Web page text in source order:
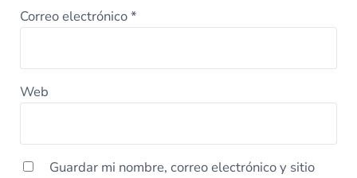
Correo electrónico*
Web
Guardar mi nombre, correo electrónico y sitio